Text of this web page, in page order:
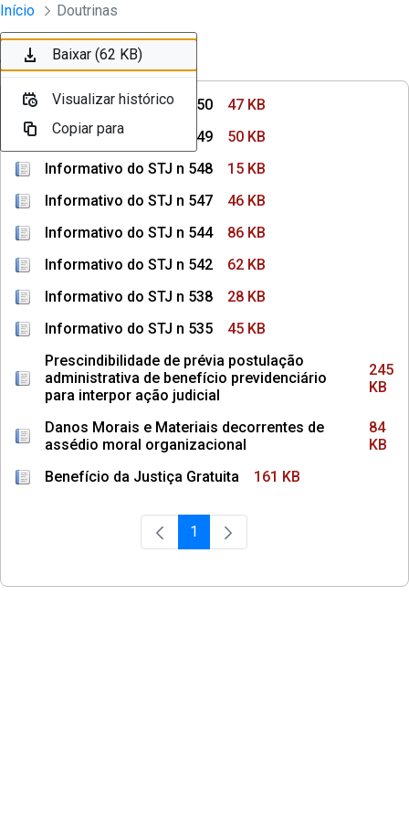
Pular para o Conteúdo principal
Instrumentos Jurídicos
Início Doutrinas
Ordenar Filtro
Informativo do STJ n 550
47 KB
Informativo do STJ n 549
50 KB
Informativo do STJ n 548
15 KB
Informativo do STJ n 547
46 KB
Informativo do STJ n 544
86 KB
Informativo do STJ n 542
62 KB
Informativo do STJ n 538
28 KB
Informativo do STJ n 535
45 KB
Prescindibilidade de prévia postulação
administrativa de benefício previdenciário
para interpor ação judicial
245
KB
Danos Morais e Materiais decorrentes de
assédio moral organizacional
84
KB
Benefício da Justiça Gratuita
161 KB
Página
1
Baixar (47 KB)
Visualizar histórico
Copiar para
Baixar (50 KB)
Visualizar histórico
Copiar para
Baixar (15 KB)
Visualizar histórico
Copiar para
Baixar (46 KB)
Visualizar histórico
Copiar para
Baixar (86 KB)
Visualizar histórico
Copiar para
Baixar (62 KB)
Visualizar histórico
Copiar para